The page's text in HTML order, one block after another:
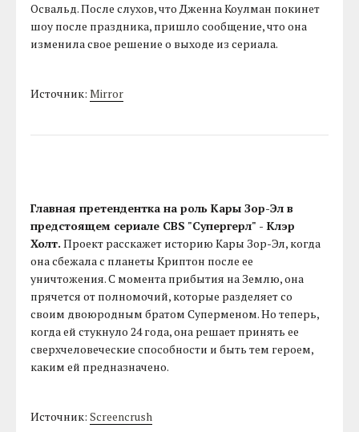
Освальд. После слухов, что Дженна Коулман покинет
шоу после праздника, пришло сообщение, что она
изменила свое решение о выходе из сериала.
Источник:Mirror
Главная претендентка на роль Кары Зор-Эл в
предстоящем сериале CBS "Супергерл" - Клэр
Холт. Проект расскажет историю Кары Зор-Эл, когда
она сбежала с планеты Криптон после ее
уничтожения. С момента прибытия на Землю, она
прячется от полномочий, которые разделяет со
своим двоюродным братом Суперменом. Но теперь,
когда ей стукнуло 24 года, она решает принять ее
сверхчеловеческие способности и быть тем героем,
каким ей предназначено.
Источник:Screencrush